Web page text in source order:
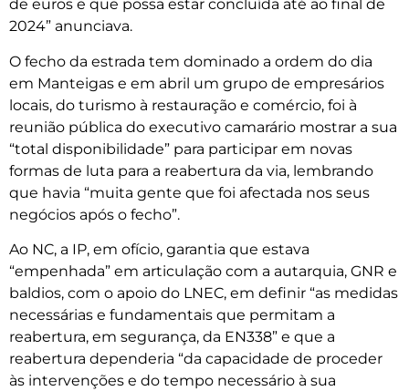
de euros e que possa estar concluída até ao final de
2024” anunciava.
O fecho da estrada tem dominado a ordem do dia
em Manteigas e em abril um grupo de empresários
locais, do turismo à restauração e comércio, foi à
reunião pública do executivo camarário mostrar a sua
“total disponibilidade” para participar em novas
formas de luta para a reabertura da via, lembrando
que havia “muita gente que foi afectada nos seus
negócios após o fecho”.
Ao NC, a IP, em ofício, garantia que estava
“empenhada” em articulação com a autarquia, GNR e
baldios, com o apoio do LNEC, em definir “as medidas
necessárias e fundamentais que permitam a
reabertura, em segurança, da EN338” e que a
reabertura dependeria “da capacidade de proceder
às intervenções e do tempo necessário à sua